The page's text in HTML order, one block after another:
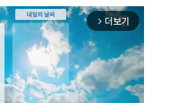
arrow_forward_ios 더보기